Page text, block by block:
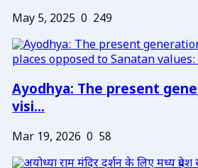
May 5, 2025 0 249
Ayodhya: The present
visi...
Mar 19, 2026 0 58